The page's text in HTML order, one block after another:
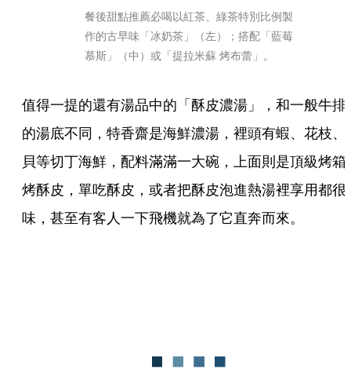
餐後甜點推薦必喝以紅茶、綠茶特別比例製
作的古早味「冰奶茶」（左）；搭配「藍莓
慕斯」（中）或「提拉米蘇 烤布蕾」。
值得一提的還有湯品中的「酥皮濃湯」，和一般牛排
的湯底不同，特香齋是海鮮濃湯，裡頭有蝦、花枝、
貝等切丁海鮮，配料滿滿一大碗，上面則是頂級烤箱
烤酥皮，單吃酥皮，或者把酥皮泡進熱湯裡享用都很
味，甚至有客人一下飛機就為了它直奔而來。